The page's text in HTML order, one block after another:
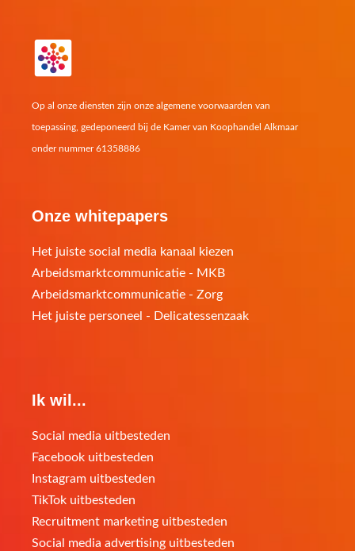
o
o
k
r
a
p
p
Op al onze diensten zijn onze algemene voorwaarden van
toepassing, gedeponeerd bij de Kamer van Koophandel Alkmaar
onder nummer 61358886
Onze whitepapers
Het juiste social media kanaal kiezen
Arbeidsmarktcommunicatie - MKB
Arbeidsmarktcommunicatie - Zorg
Het juiste personeel - Delicatessenzaak
Ik wil...
Social media uitbesteden
Facebook uitbesteden
Instagram uitbesteden
TikTok uitbesteden
Recruitment marketing uitbesteden
Social media advertising uitbesteden